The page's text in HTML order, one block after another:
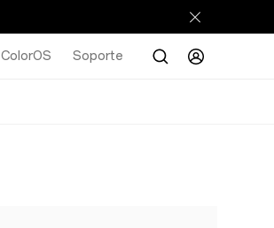
ColorOS Soporte